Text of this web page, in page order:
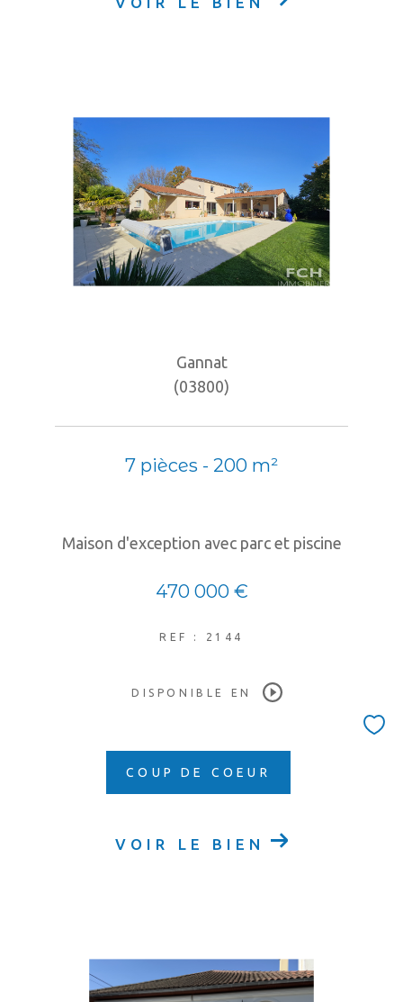
Gannat
(03800)
7 pièces - 200 m²
Maison d'exception avec parc et piscine
470 000 €
REF : 2144
DISPONIBLE EN
COUP DE COEUR
VOIR LE BIEN